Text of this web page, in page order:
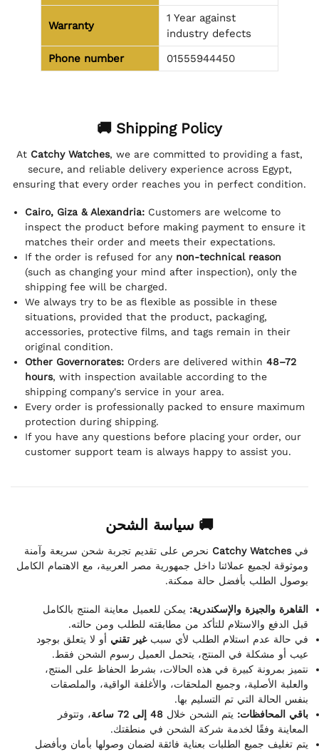
Warranty
1 Year against
industry defects
Phone number
01555944450
🚚 Shipping Policy
At Catchy Watches, we are committed to providing a fast,
secure, and reliable delivery experience across Egypt,
ensuring that every order reaches you in perfect condition.
Cairo, Giza & Alexandria: Customers are welcome to
inspect the product before making payment to ensure it
matches their order and meets their expectations.
If the order is refused for any non-technical reason
(such as changing your mind after inspection), only the
shipping fee will be charged.
We always try to be as flexible as possible in these
situations, provided that the product, packaging,
accessories, protective films, and tags remain in their
original condition.
Other Governorates: Orders are delivered within 48–72
hours, with inspection available according to the
shipping company's service in your area.
Every order is professionally packed to ensure maximum
protection during shipping.
If you have any questions before placing your order, our
customer support team is always happy to assist you.
🚚 سياسة الشحن
فيCatchy Watches نحرص على تقديم تجربة شحن سريعة وآمنة
وموثوقة لجميع عملائنا داخل جمهورية مصر العربية، مع الاهتمام الكامل
بوصول الطلب بأفضل حالة ممكنة.
القاهرة والجيزة والإسكندرية: يمكن للعميل معاينة المنتج بالكامل
قبل الدفع والاستلام للتأكد من مطابقته للطلب ومن حالته.
في حالة عدم استلام الطلب لأي سببغير تقني أو لا يتعلق بوجود
عيب أو مشكلة في المنتج، يتحمل العميل رسوم الشحن فقط.
نتميز بمرونة كبيرة في هذه الحالات، بشرط الحفاظ على المنتج،
والعلبة الأصلية، وجميع الملحقات، والأغلفة الواقية، والملصقات
بنفس الحالة التي تم التسليم بها.
باقي المحافظات: يتم الشحن خلال 48 إلى 72 ساعة
، وتتوفر
المعاينة وفقًا لخدمة شركة الشحن في منطقتك.
يتم تغليف جميع الطلبات بعناية فائقة لضمان وصولها بأمان وبأفضل